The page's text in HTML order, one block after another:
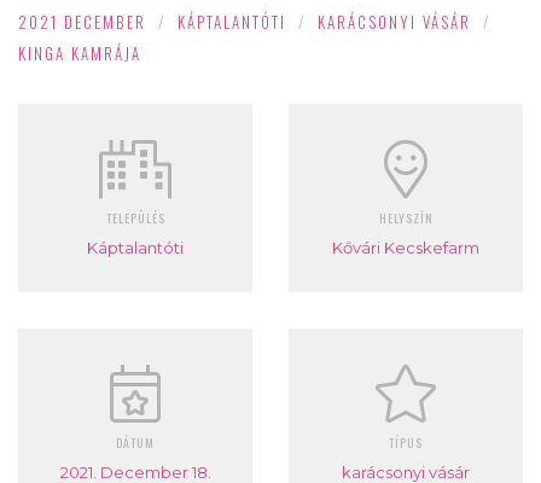
2021 DECEMBER / KÁPTALANTÓTI / KARÁCSONYI VÁSÁR
/
KINGA KAMRÁJA
TELEPÜLÉS
Káptalantóti
HELYSZÍN
Kővári Kecskefarm
DÁTUM
2021. December 18.
TÍPUS
karácsonyi vásár